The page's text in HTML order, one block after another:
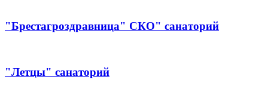
"Брестагроздравница" СКО" санаторий
"Летцы" санаторий